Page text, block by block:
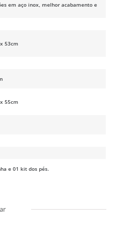
em aço inox, melhor acabamento e
53cm
55cm
e 01 kit dos pés.